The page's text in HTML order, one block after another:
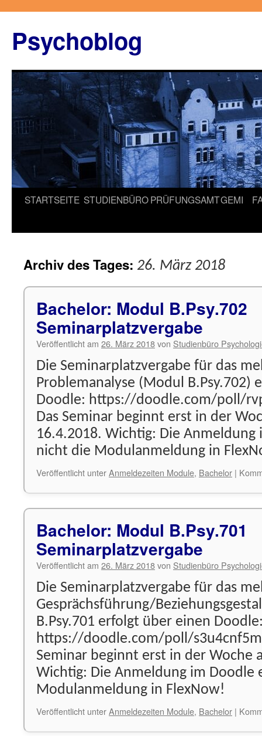
springen
Psychoblog
STARTSEITE STUDIENBÜROPRÜFUNGSAMTGEMI
Archiv des Tages: 26. März 2018
Bachelor: Modul B.Psy.702
Seminarplatzvergabe
Veröffentlicht am 26. März 2018von Studienbüro
Die Seminarplatzvergabe für das
Problemanalyse (Modul B.Psy.702)
Doodle: https://doodle.com/poll/
Das Seminar beginnt erst in der
16.4.2018. Wichtig: Die Anmeldung
nicht die Modulanmeldung in
Veröffentlicht unterAnmeldezeiten Module, Bachelor |
Bachelor: Modul B.Psy.701
Seminarplatzvergabe
Veröffentlicht am 26. März 2018von Studienbüro
Die Seminarplatzvergabe für das
Gesprächsführung/
B.Psy.701 erfolgt über einen
https://doodle.com/poll/
Seminar beginnt erst in der Woche
Wichtig: Die Anmeldung im Doodle
Modulanmeldung in FlexNow!
Veröffentlicht unterAnmeldezeiten Module, Bachelor |